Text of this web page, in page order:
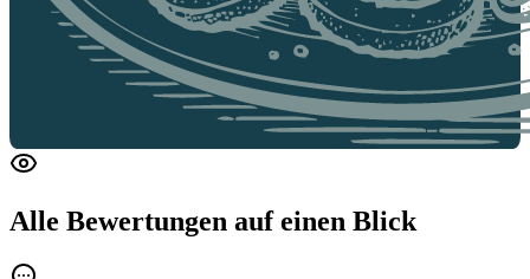
Alle Bewertungen auf einen Blick